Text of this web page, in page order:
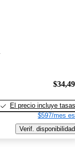
El precio incluye tasas
$597/mes
Verif. disponibilidad